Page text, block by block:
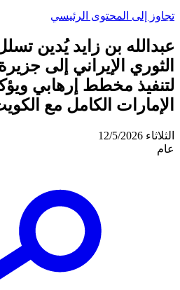
تجاوز إلى المحتوى الرئيسي
عبدالله بن زايد يُدين
الثوري الإيراني إلى
لتنفيذ مخطط إرهابي
الإمارات الكامل مع
الثلاثاء 12/5/2026
عام